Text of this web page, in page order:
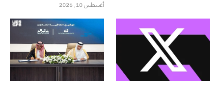
أغسطس 10, 2026